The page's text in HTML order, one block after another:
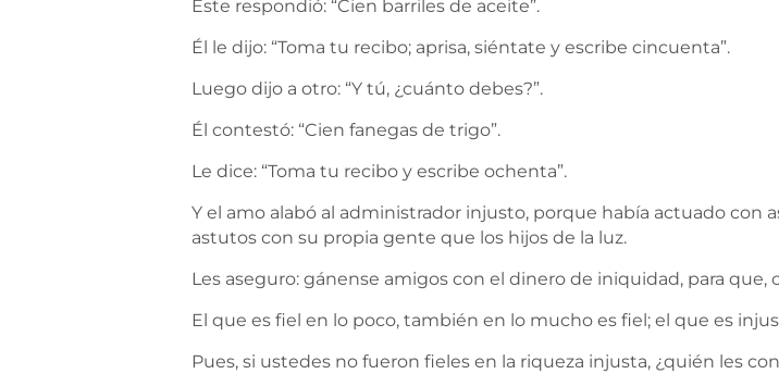
Este respondió: “Cien barriles de aceite”.
Él le dijo: “Toma tu recibo; aprisa, siéntate y escribe cincuenta”.
Luego dijo a otro: “Y tú, ¿cuánto debes?”.
Él contestó: “Cien fanegas de trigo”.
Le dice: “Toma tu recibo y escribe ochenta”.
Y el amo alabó al administrador injusto, porque había actuado con
astutos con su propia gente que los hijos de la luz.
Les aseguro: gánense amigos con el dinero de iniquidad, para que,
El que es fiel en lo poco, también en lo mucho es fiel; el que es
Pues, si ustedes no fueron fieles en la riqueza injusta, ¿quién les